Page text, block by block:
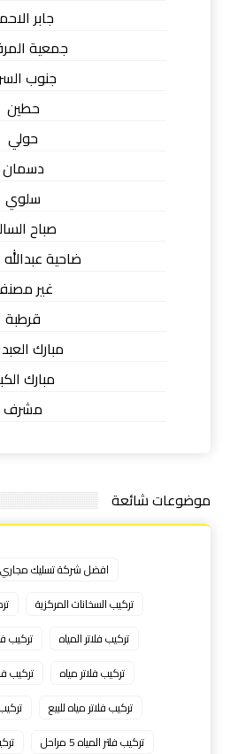
جابر
جمعية
جنوب
حطين
حولي
دسمان
سلوي
صباح
ضاحية
غير
قرطبة
مبارك
مبارك
مشرف
موضوعات شائعة
افضل شركة تسليك
تركيب السخانات المركزية
تركيب فلاتر المياه
تركيب
تركيب فلاتر مياه
تركيب
تركيب فلاتر مياه للبيع
تركيب فلتر المياه 5 مراحل